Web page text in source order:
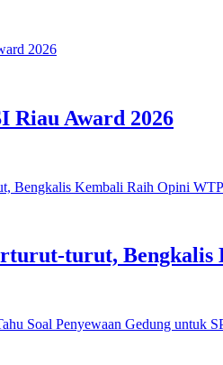
Riau Award 2026
turut,